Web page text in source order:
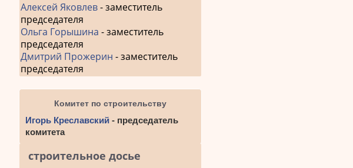
Алексей Яковлев- заместитель
председателя
Ольга Горышина - заместитель
председателя
Дмитрий Прожерин - заместитель
председателя
Комитет по строительству
Игорь Креславский - председатель
комитета
строительное досье